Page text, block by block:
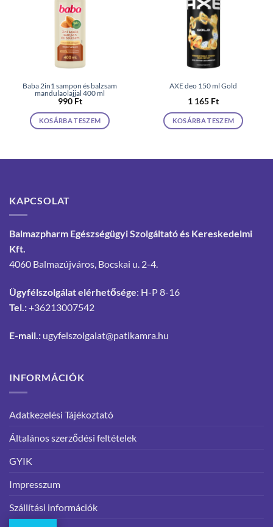
Baba 2in1 sampon és balzsam
mandulaolajjal 400 ml
990 Ft
KOSÁRBA TESZEM
AXE deo 150 ml Gold
1 165 Ft
KOSÁRBA TESZEM
KAPCSOLAT
Balmazpharm Egészségügyi Szolgáltató és Kereskedelmi
Kft.
4060 Balmazújváros, Bocskai u. 2-4.
Ügyfélszolgálat elérhetősége: H-P 8-16
Tel.:+36213007542
E-mail.: ugyfelszolgalat@patikamra.hu
INFORMÁCIÓK
Adatkezelési Tájékoztató
Általános szerződési feltételek
GYIK
Impresszum
Szállítási információk